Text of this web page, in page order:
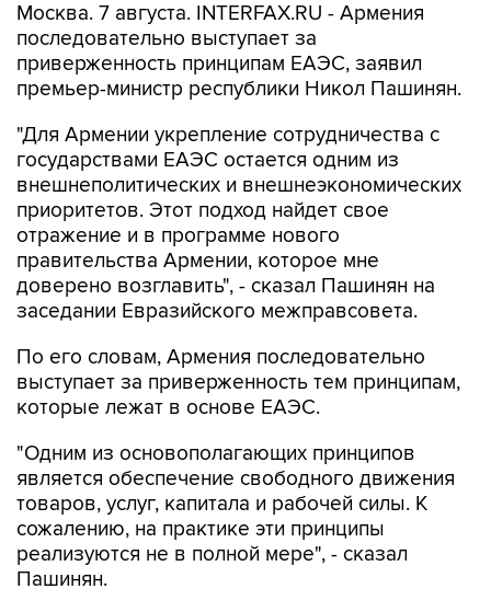
Москва. 7 августа. INTERFAX.RU - Армения
последовательно выступает за
приверженность принципам ЕАЭС, заявил
премьер-министр республики Никол Пашинян.
"Для Армении укрепление сотрудничества с
государствами ЕАЭС остается одним из
внешнеполитических и внешнеэкономических
приоритетов. Этот подход найдет свое
отражение и в программе нового
правительства Армении, которое мне
доверено возглавить", - сказал Пашинян на
заседании Евразийского межправсовета.
По его словам, Армения последовательно
выступает за приверженность тем принципам,
которые лежат в основе ЕАЭС.
"Одним из основополагающих принципов
является обеспечение свободного движения
товаров, услуг, капитала и рабочей силы. К
сожалению, на практике эти принципы
реализуются не в полной мере", - сказал
Пашинян.